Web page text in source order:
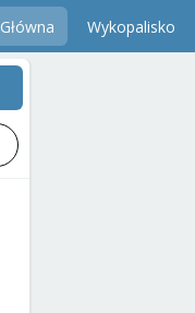
Główna Wykopalisko